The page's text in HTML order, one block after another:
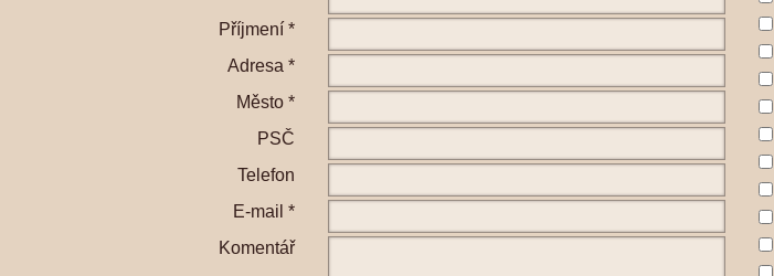
Příjmení *
Adresa *
Město *
PSČ
Telefon
E-mail *
Komentář